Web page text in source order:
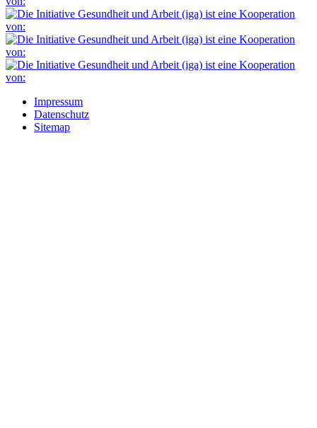
Impressum
Datenschutz
Sitemap